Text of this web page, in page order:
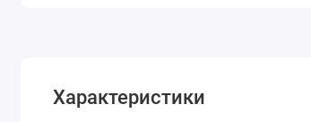
Характеристики